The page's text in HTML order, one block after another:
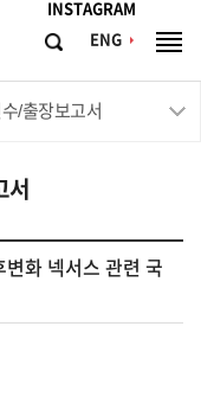
INSTAGRAM
ENG
검
체
/출장보고서
서
변화 넥서스 관련 국